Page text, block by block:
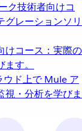
ク技術者向けコ
グレーションソリ
けコース：実際の
す。
ウド上で Mule ア
視・分析を学びま